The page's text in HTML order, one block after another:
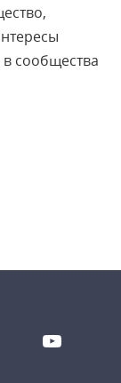
сообщества